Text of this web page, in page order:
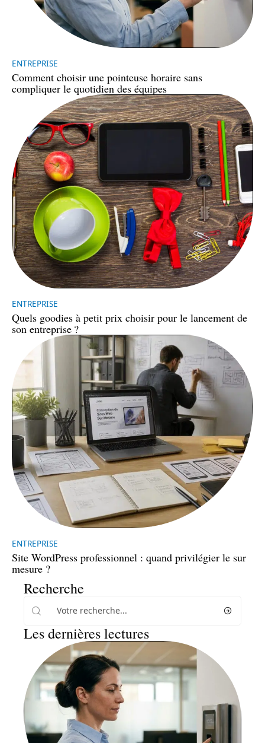
ENTREPRISE
Comment choisir une pointeuse horaire sans
compliquer le quotidien des équipes
ENTREPRISE
Quels goodies à petit prix choisir pour le lancement de
son entreprise ?
ENTREPRISE
Site WordPress professionnel : quand privilégier le sur
mesure ?
Recherche
Les dernières lectures